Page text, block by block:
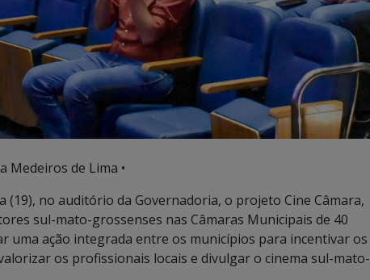
Medeiros de Lima •
(19), no auditório da Governadoria, o projeto Cine Câmara,
sul-mato-grossenses nas Câmaras Municipais de 40
uma ação integrada entre os municípios para incentivar os
os profissionais locais e divulgar o cinema sul-mato-